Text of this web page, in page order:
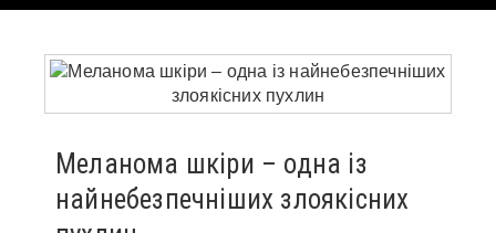
Меланома шкіри – одна із
найнебезпечніших злоякісних